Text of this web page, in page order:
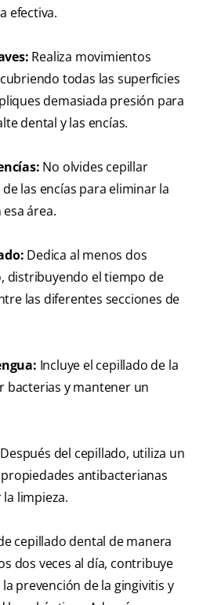
efectiva.
Realiza movimientos
todas las superficies
demasiada presión para
dental y las encías.
No olvides cepillar
las encías para eliminar la
área.
Dedica al menos dos
distribuyendo el tiempo de
las diferentes secciones de
Incluye el cepillado de la
bacterias y mantener un
Después del cepillado, utiliza un
antibacterianas
limpieza.
cepillado dental de manera
dos veces al día, contribuye
prevención de la gingivitis y